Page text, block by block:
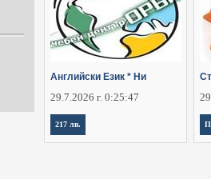
Английски Език * Ни
29.7.2026 г. 0:25:47
217 лв.